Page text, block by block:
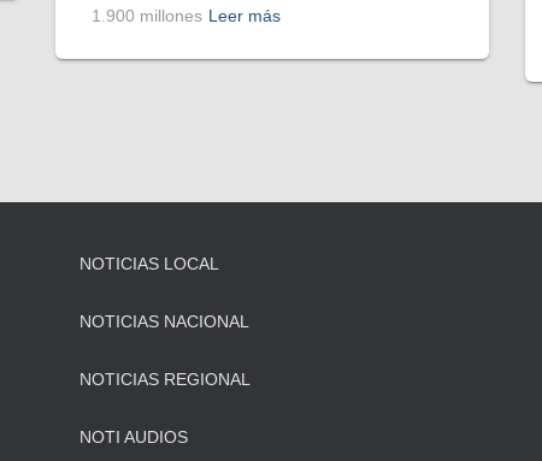
1.900 millones Leer más
NOTICIAS LOCAL
NOTICIAS NACIONAL
NOTICIAS REGIONAL
NOTI AUDIOS